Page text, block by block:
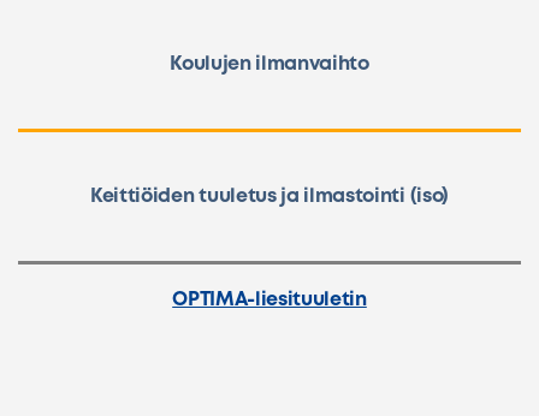
Koulujen ilmanvaihto
Keittiöiden tuuletus ja ilmastointi (iso)
OPTIMA-liesituuletin